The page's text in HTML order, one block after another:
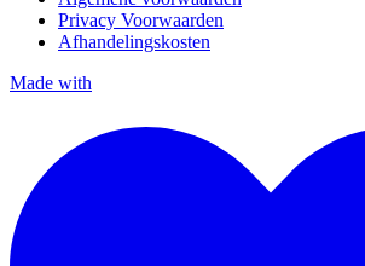
Privacy Voorwaarden
Afhandelingskosten
Made with